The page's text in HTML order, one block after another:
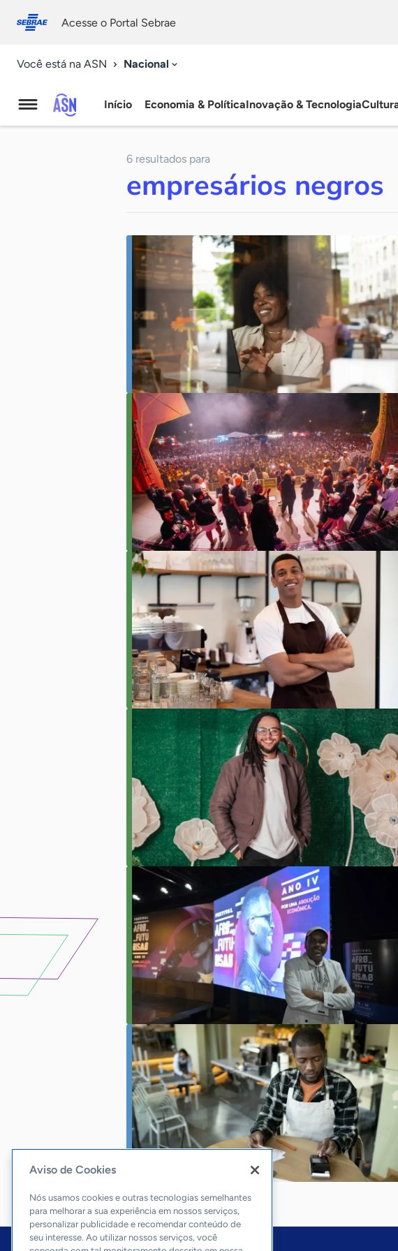
conosco
Acesse o Portal Sebrae
Você está na ASN Nacional
Agência
Notícias
Início Economia & PolíticaInovação & Tecnologia
6 resultados para
empresários negros
Aviso de Cookies
Nós usamos cookies e outras tecnologias semelhantes
para melhorar a sua experiência em nossos serviços,
personalizar publicidade e recomendar conteúdo de
seu interesse. Ao utilizar nossos serviços, você